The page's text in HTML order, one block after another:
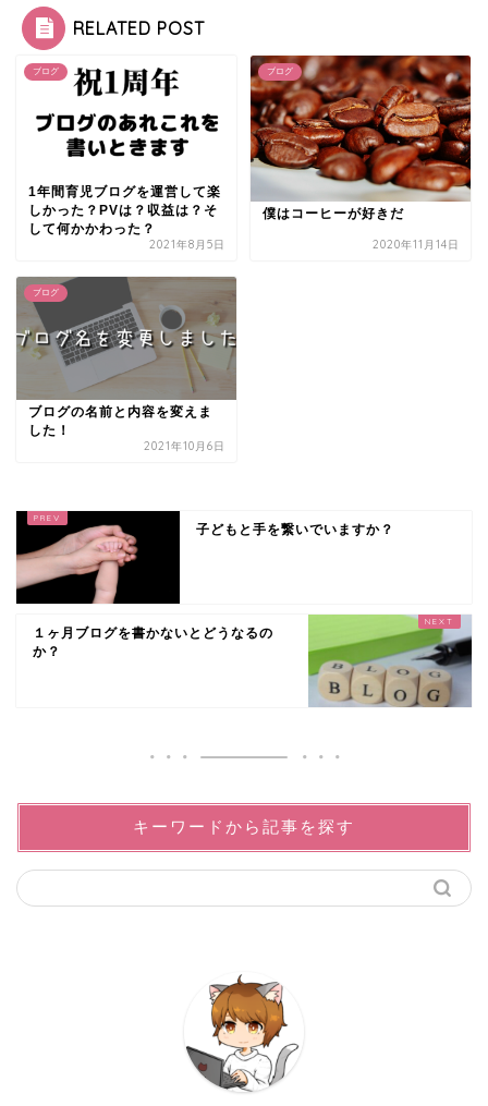
RELATED POST
ブログ
1年間育児ブログを運営して楽
しかった？PVは？収益は？そ
して何かかわった？
2021年8月5日
ブログ
僕はコーヒーが好きだ
2020年11月14日
ブログ
ブログの名前と内容を変えま
した！
2021年10月6日
子どもと手を繋いでいますか？
１ヶ月ブログを書かないとどうなるの
か？
キーワードから記事を探す